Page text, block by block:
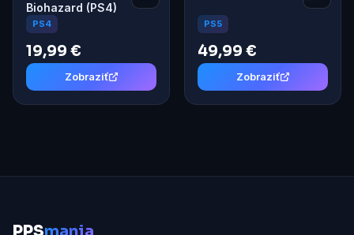
Biohazard (PS4)
PS4
19,99 €
Zobraziť
PS5
49,99 €
Zobraziť